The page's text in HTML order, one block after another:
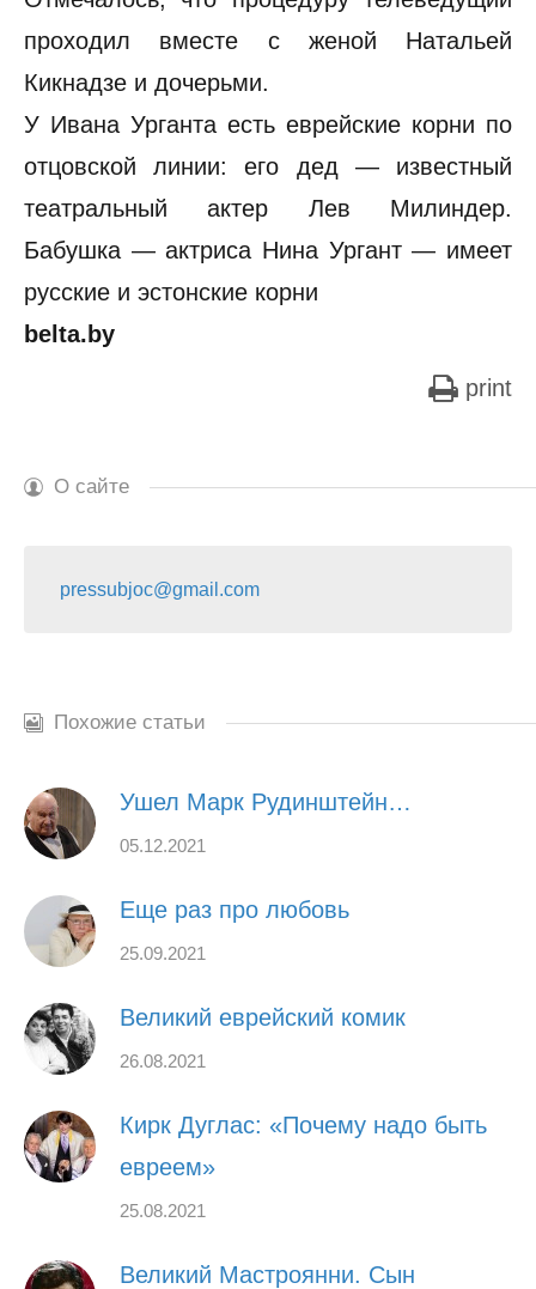
проходил вместе с женой Натальей
Кикнадзе и дочерьми.
У Ивана Урганта есть еврейские корни по
отцовской линии: его дед — известный
театральный актер Лев Милиндер.
Бабушка — актриса Нина Ургант — имеет
русские и эстонские корни
belta.by
print
О сайте
pressubjoc@gmail.com
Похожие статьи
Ушел Марк Рудинштейн…
05.12.2021
Еще раз про любовь
25.09.2021
Великий еврейский комик
26.08.2021
Кирк Дуглас: «Почему надо быть
евреем»
25.08.2021
Великий Мастроянни. Сын